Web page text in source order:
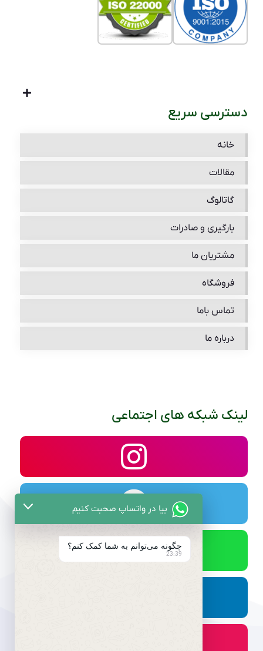
دسترسی سریع
خانه
مقالات
گاتالوگ
بارگیری و صادرات
مشتریان ما
فروشگاه
تماس باما
درباره ما
لینک شبکه های اجتماعی
بیا در واتساپ صحبت کنیم
چگونه می‌توانم به شما کمک کنم؟
23:39